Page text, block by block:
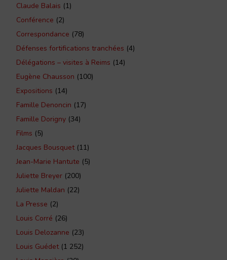
Claude Balais (1)
Conférence (2)
Correspondance (78)
Défenses fortifications tranchées (4)
Délégations – visites à Reims (14)
Eugène Chausson (100)
Expositions (14)
Famille Denoncin (17)
Famille Dorigny (34)
Films (5)
Jacques Bousquet(11)
Jean-Marie Hantute (5)
Juliette Breyer (200)
Juliette Maldan (22)
La Presse (2)
Louis Corré (26)
Louis Delozanne (23)
Louis Guédet(1 252)